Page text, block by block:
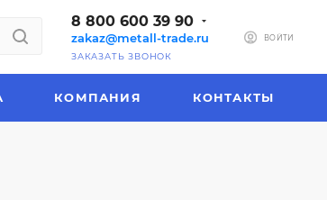
8 800 600 39 90
zakaz@metall-trade.ru
ЗАКАЗАТЬ ЗВОНОК
ВОЙТИ
КОМПАНИЯ КОНТАКТЫ